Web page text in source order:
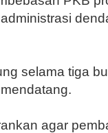
selama tiga
agar